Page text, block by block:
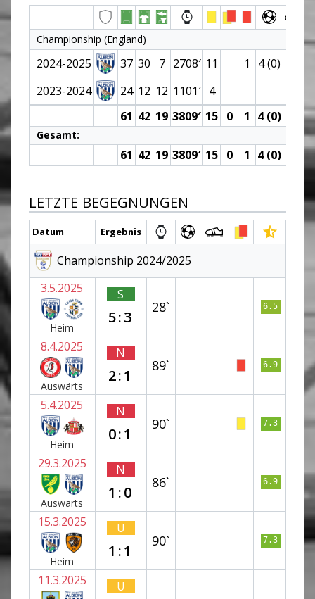
Championship (England)
2024-2025 37 30 7 2708′ 11 1 4 (0)
2023-2024
24 12 12 1101′ 4
61 42 19 3809′ 15 0 1 4 (0)
Gesamt:
61 42 19 3809′ 15 0 1 4 (0)
LETZTE BEGEGNUNGEN
Datum Ergebnis
Championship 2024/2025
3.5.2025
Heim
S
5:3
28` 6.5
8.4.2025
Auswärts
N
2:1
89` 6.9
5.4.2025
Heim
N
0:1
90` 7.3
29.3.2025
Auswärts
N
1:0
86` 6.9
15.3.2025
Heim
U
1:1
90` 7.3
11.3.2025 U